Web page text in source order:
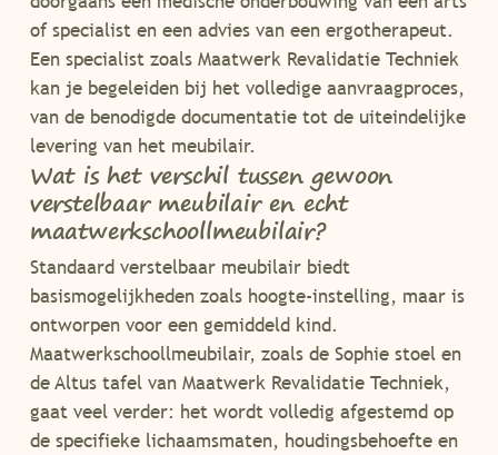
of specialist en een advies van een ergotherapeut.
Een specialist zoals Maatwerk Revalidatie Techniek
kan je begeleiden bij het volledige aanvraagproces,
van de benodigde documentatie tot de uiteindelijke
levering van het meubilair.
Wat is het verschil tussen gewoon
verstelbaar meubilair en echt
maatwerkschoollmeubilair?
Standaard verstelbaar meubilair biedt
basismogelijkheden zoals hoogte-instelling, maar is
ontworpen voor een gemiddeld kind.
Maatwerkschoollmeubilair, zoals de Sophie stoel en
de Altus tafel van Maatwerk Revalidatie Techniek,
gaat veel verder: het wordt volledig afgestemd op
de specifieke lichaamsmaten, houdingsbehoefte en